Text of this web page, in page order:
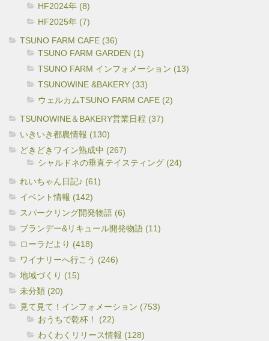
HF2024年 (8)
HF2025年 (7)
TSUNO FARM CAFE (36)
TSUNO FARM GARDEN (1)
TSUNO FARM インフォメーション (13)
TSUNOWINE &BAKERY (33)
ウェルカムTSUNO FARM CAFE (2)
TSUNOWINE＆BAKERY営業日程 (37)
いきいき都農情報 (130)
どきどきワイン熟成中 (267)
シャルドネの垂直テイスティング (24)
れいちゃん日記♪ (61)
イベント情報 (142)
スパークリング開発物語 (6)
ブランデー&リキュール開発物語 (11)
ローラだより (418)
ワイナリーへ行こう (246)
地域づくり (15)
未分類 (20)
見て見て！インフォメーション (753)
おうちで乾杯！ (22)
わくわくリリース情報 (128)